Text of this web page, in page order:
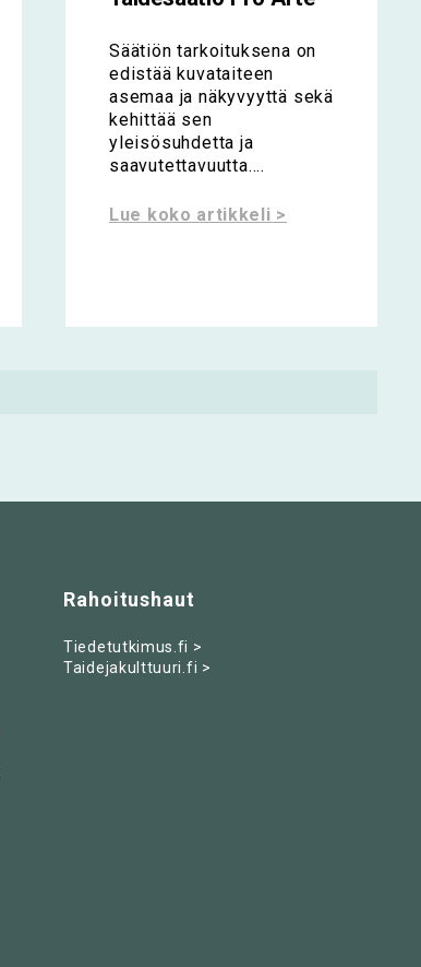
Säätiön tarkoituksena on
edistää kuvataiteen
asemaa ja näkyvyyttä sekä
kehittää sen
yleisösuhdetta ja
saavutettavuutta....
Lue koko artikkeli >
Rahoitushaut
Tiedetutkimus.fi >
Taidejakulttuuri.fi >